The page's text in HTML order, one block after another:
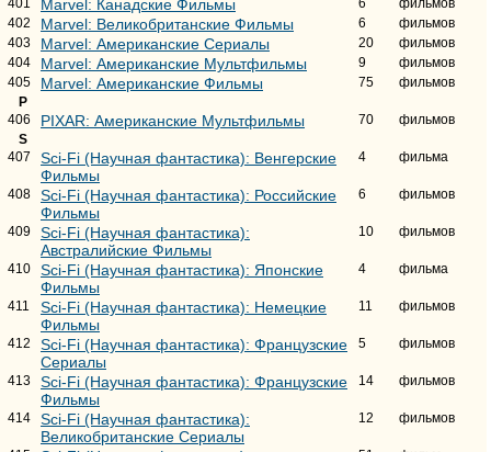
401 Marvel: Канадские Фильмы 6
фильмов
402
Marvel: Великобританские Фильмы 6
фильмов
403
Marvel: Американские Сериалы 20
фильмов
404
Marvel: Американские Мультфильмы 9
фильмов
405
Marvel: Американские Фильмы 75
фильмов
P
406
PIXAR: Американские Мультфильмы 70
фильмов
S
407
Sci-Fi (Научная фантастика): Венгерские
Фильмы
4 фильма
408
Sci-Fi (Научная фантастика): Российские
Фильмы
6 фильмов
409
Sci-Fi (Научная фантастика):
Австралийские Фильмы
10 фильмов
410
Sci-Fi (Научная фантастика): Японские
Фильмы
4 фильма
411
Sci-Fi (Научная фантастика): Немецкие
Фильмы
11 фильмов
412
Sci-Fi (Научная фантастика): Французские
Сериалы
5 фильмов
413
Sci-Fi (Научная фантастика): Французские
Фильмы
14 фильмов
414
Sci-Fi (Научная фантастика):
Великобританские Сериалы
12 фильмов